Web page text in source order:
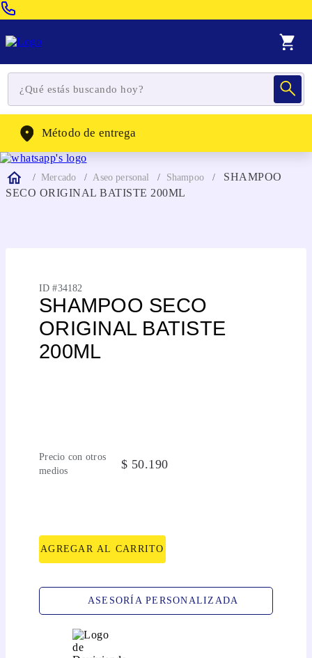
WhatsApp: (302) 262-4104
Método de entrega
Mercado Aseo personal Shampoo
SHAMPOO
SECO ORIGINAL BATISTE 200ML
ID #34182
SHAMPOO SECO
ORIGINAL BATISTE
200ML
Precio con otros
medios
$ 50.190
AGREGAR AL CARRITO
ASESORÍA PERSONALIZADA